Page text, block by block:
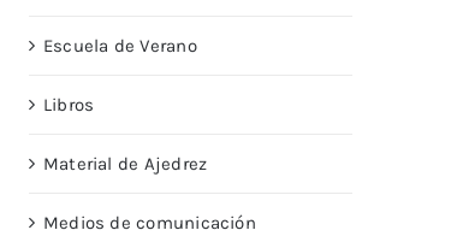
Escuela de Verano
Libros
Material de Ajedrez
Medios de comunicación